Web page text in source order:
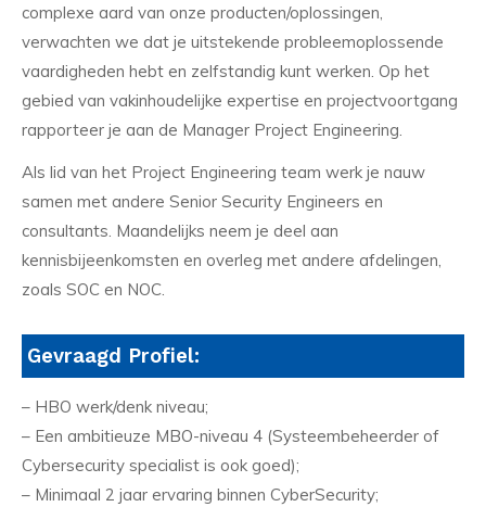
complexe aard van onze producten/oplossingen,
verwachten we dat je uitstekende probleemoplossende
vaardigheden hebt en zelfstandig kunt werken. Op het
gebied van vakinhoudelijke expertise en projectvoortgang
rapporteer je aan de Manager Project Engineering.
Als lid van het Project Engineering team werk je nauw
samen met andere Senior Security Engineers en
consultants. Maandelijks neem je deel aan
kennisbijeenkomsten en overleg met andere afdelingen,
zoals SOC en NOC.
Gevraagd Profiel:
– HBO werk/denk niveau;
– Een ambitieuze MBO-niveau 4 (Systeembeheerder of
Cybersecurity specialist is ook goed);
– Minimaal 2 jaar ervaring binnen CyberSecurity;